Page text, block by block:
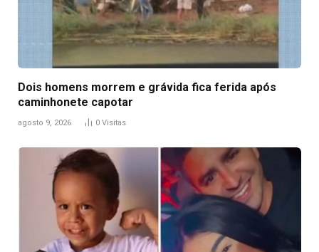
Dois homens morrem e grávida fica ferida após
caminhonete capotar
agosto 9, 2026 0 Visitas